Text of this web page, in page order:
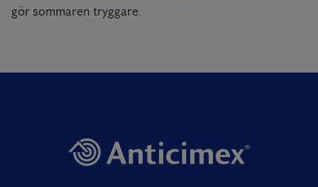
gör sommaren tryggare.